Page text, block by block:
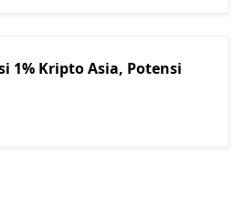
1% Kripto Asia, Potensi